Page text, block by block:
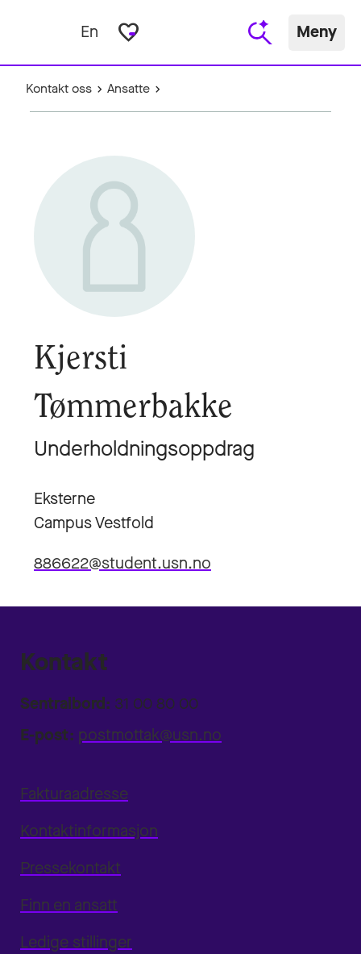
En favorite_border Meny
Kontakt oss Ansatte
Kjersti
Tømmerbakke
Underholdningsoppdrag
Eksterne
Campus Vestfold
886622@student.usn.no
Kontakt
Sentralbord: 31 00 80 00
E-post: postmottak@usn.no
Fakturaadresse
Kontaktinformasjon
Pressekontakt
Finn en ansatt
Ledige stillinger